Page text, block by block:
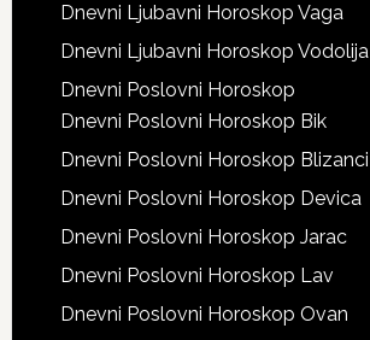
Dnevni Ljubavni Horoskop Vaga
Dnevni Ljubavni Horoskop Vodolija
Dnevni Poslovni Horoskop
Dnevni Poslovni Horoskop Bik
Dnevni Poslovni Horoskop Blizanci
Dnevni Poslovni Horoskop Devica
Dnevni Poslovni Horoskop Jarac
Dnevni Poslovni Horoskop Lav
Dnevni Poslovni Horoskop Ovan